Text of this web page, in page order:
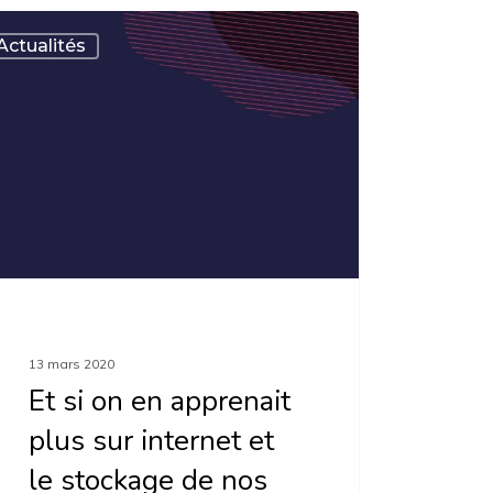
13 mars 2020
Et si on en apprenait
plus sur internet et
le stockage de nos